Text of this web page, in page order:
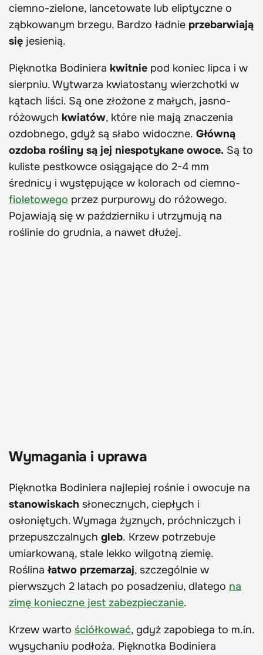
ciemno-zielone, lancetowate lub eliptyczne o
ząbkowanym brzegu. Bardzo ładnie przebarwiają
się jesienią.
Pięknotka Bodiniera kwitnie pod koniec lipca i w
sierpniu. Wytwarza kwiatostany wierzchotki w
kątach liści. Są one złożone z małych, jasno-
różowych kwiatów, które nie mają znaczenia
ozdobnego, gdyż są słabo widoczne. Główną
ozdoba rośliny są jej niespotykane owoce. Są to
kuliste pestkowce osiągające do 2-4 mm
średnicy i występujące w kolorach od ciemno-
fioletowego przez purpurowy do różowego.
Pojawiają się w październiku i utrzymują na
roślinie do grudnia, a nawet dłużej.
Wymagania i uprawa
Pięknotka Bodiniera najlepiej rośnie i owocuje na
stanowiskach słonecznych, ciepłych i
osłoniętych. Wymaga żyznych, próchniczych i
przepuszczalnych gleb. Krzew potrzebuje
umiarkowaną, stale lekko wilgotną ziemię.
Roślina łatwo przemarzaj, szczególnie w
pierwszych 2 latach po posadzeniu, dlatego na
zimę konieczne jest zabezpieczanie.
Krzew warto ściółkować, gdyż zapobiega to m.in.
wysychaniu podłoża. Pięknotka Bodiniera